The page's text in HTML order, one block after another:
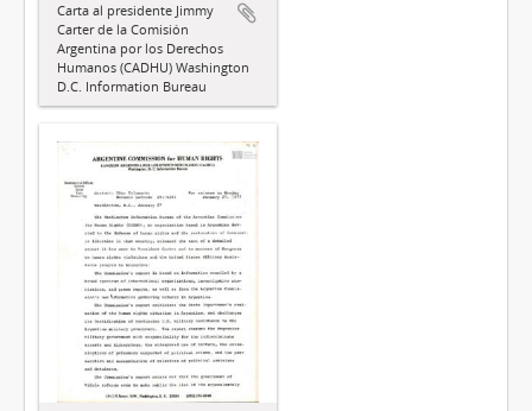
Carta al presidente Jimmy
Carter de la Comisión
Argentina por los Derechos
Humanos (CADHU) Washington
D.C. Information Bureau